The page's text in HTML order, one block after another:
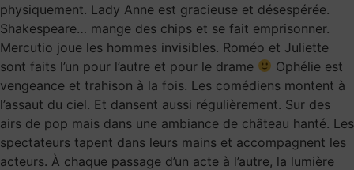
physiquement. Lady Anne est gracieuse et désespérée.
Shakespeare… mange des chips et se fait emprisonner.
Mercutio joue les hommes invisibles. Roméo et Juliette
sont faits l’un pour l’autre et pour le drame
Ophélie est
vengeance et trahison à la fois. Les comédiens montent à
l’assaut du ciel. Et dansent aussi régulièrement. Sur des
airs de pop mais dans une ambiance de château hanté. Les
spectateurs tapent dans leurs mains et accompagnent les
acteurs. À chaque passage d’un acte à l’autre, la lumière